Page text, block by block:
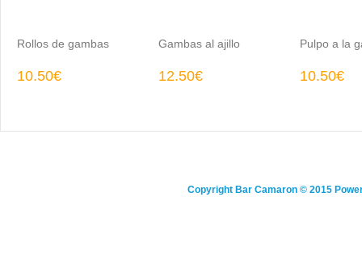
Rollos de gambas
10.50€
Gambas al ajillo
12.50€
Pulpo a la
10.50€
Copyright Bar Camaron© 2015